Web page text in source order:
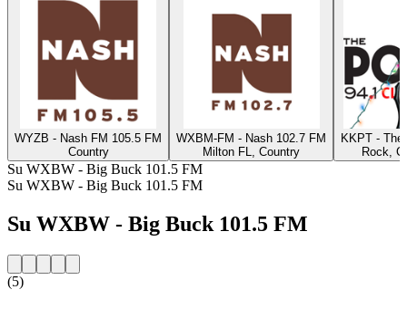
WYZB - Nash FM 105.5 FM
Country
WXBM-FM - Nash 102.7 FM
Milton FL, Country
KKPT -
Rock,
Su WXBW - Big Buck 101.5 FM
Su WXBW - Big Buck 101.5 FM
Su WXBW - Big Buck 101.5 FM
(5)